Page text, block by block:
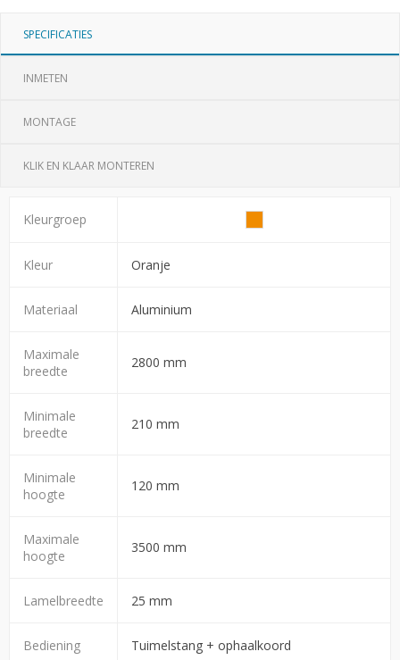
SPECIFICATIES
INMETEN
MONTAGE
KLIK EN KLAAR MONTEREN
Kleurgroep
Kleur Oranje
Materiaal Aluminium
Maximale
breedte
2800 mm
Minimale
breedte
210 mm
Minimale
hoogte
120 mm
Maximale
hoogte
3500 mm
Lamelbreedte 25 mm
Bediening Tuimelstang + ophaalkoord